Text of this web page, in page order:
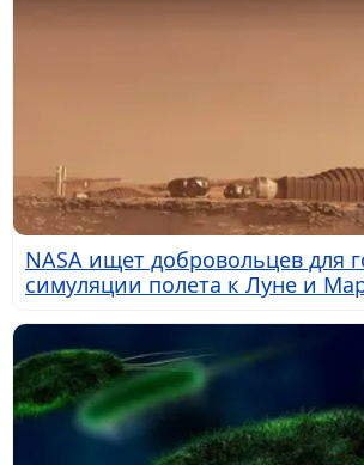
NASA ищет добровольцев для
симуляции полета к Луне и